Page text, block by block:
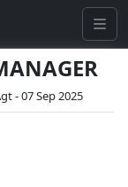
- 07 Sep 2025